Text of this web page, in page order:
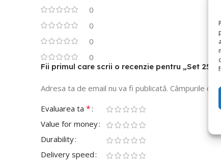
0
0
0
0
Fii primul care scrii o recenzie pentru „Set 25
Adresa ta de email nu va fi publicată. Câmpurile
Evaluarea ta *
Value for money
Durability
Delivery speed